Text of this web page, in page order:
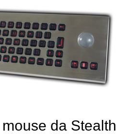
da Stealth